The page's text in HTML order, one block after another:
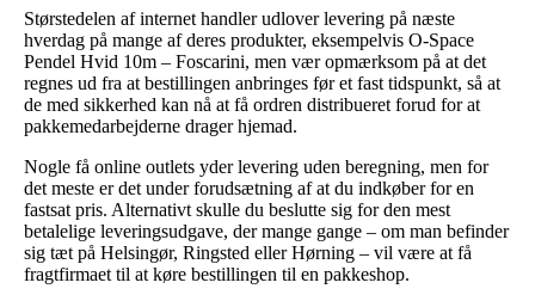
Størstedelen af internet handler udlover levering på næste
hverdag på mange af deres produkter, eksempelvis O-Space
Pendel Hvid 10m – Foscarini, men vær opmærksom på at det
regnes ud fra at bestillingen anbringes før et fast tidspunkt, så at
de med sikkerhed kan nå at få ordren distribueret forud for at
pakkemedarbejderne drager hjemad.
Nogle få online outlets yder levering uden beregning, men for
det meste er det under forudsætning af at du indkøber for en
fastsat pris. Alternativt skulle du beslutte sig for den mest
betalelige leveringsudgave, der mange gange – om man befinder
sig tæt på Helsingør, Ringsted eller Hørning – vil være at få
fragtfirmaet til at køre bestillingen til en pakkeshop.